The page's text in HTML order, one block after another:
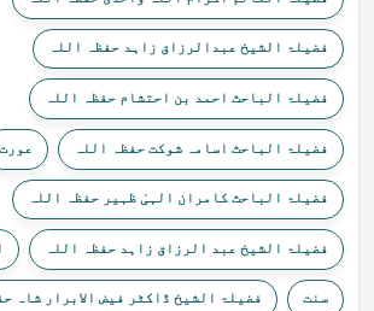
فضیلۃ الشیخ عبدالرزاق زاہد حفظہ اللہ
فضیلۃ الباحث احمد بن احتشام حفظہ اللہ
فضیلۃ الباحث اسامہ شوکت حفظہ اللہ عورت
فضیلۃ الباحث کامران الہیٰ ظہیر حفظہ اللہ
فضیلۃ الشیخ عبد الرزاق زاہد حفظہ اللہ
سنت فضیلۃ الشیخ ڈاکٹر فیض الابرار شاہ